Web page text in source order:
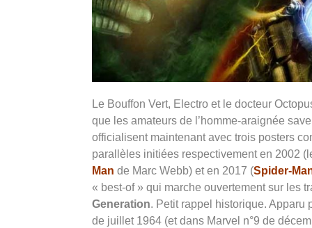
Le Bouffon Vert, Electro et le docteur
que les amateurs de l’homme-araignée
officialisent maintenant avec trois posters
parallèles initiées respectivement en 2002
Man de Marc Webb) et en 2017 (Spider-
« best-of » qui marche ouvertement sur les
Generation. Petit rappel historique. Apparu
de juillet 1964 (et dans Marvel n°9 de